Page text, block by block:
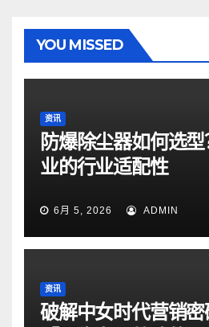
YOU MISSED
资讯
防爆除尘器如何选
业的行业适配性
6月 5, 2026 ADMIN
资讯
破解中女时代营销